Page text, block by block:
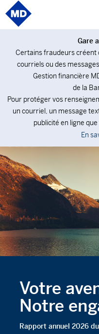
Gare
Certains fraudeurs créent
courriels ou des
Gestion financière
de la
Pour protéger vos
un courriel, un message
publicité en ligne
En
Votre
Notre
Rapport annuel 2026